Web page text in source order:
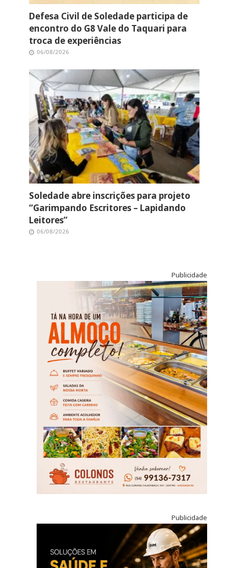
Defesa Civil de Soledade participa de
encontro do G8 Vale do Taquari para
troca de experiências
06/08/2026
Soledade abre inscrições para projeto
“Garimpando Escritores – Lapidando
Leitores”
06/08/2026
Publicidade
Publicidade